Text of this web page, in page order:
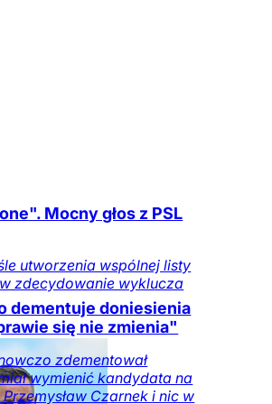
Mocny głos z PSL
utworzenia wspólnej listy
zdecydowanie wyklucza
dementuje doniesienia
się nie zmienia"
zdementował
wymienić kandydata na
Czarnek i nic w